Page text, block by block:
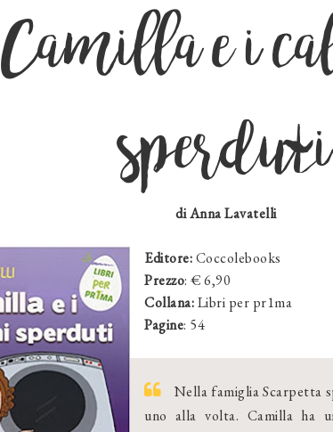
Camilla e i
sperduti
di Anna Lavatelli
Editore:Coccolebooks
Prezzo: € 6,90
Collana:Libri per pr1ma
Pagine: 54
Nella famiglia Scarpetta
uno alla volta. Camilla ha